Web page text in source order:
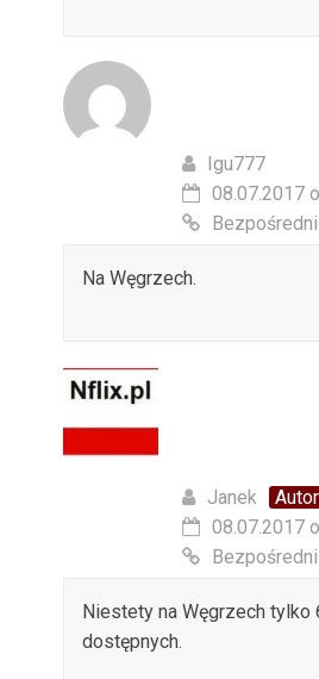
Igu777
08.07.2017
Na Węgrzech.
Janek
08.07.2017
Niestety na Węgrzech
dostępnych.